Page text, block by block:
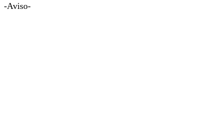
-Aviso-